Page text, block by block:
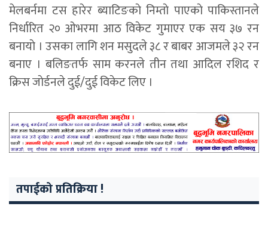
मेलबर्नमा टस हारेर ब्याटिङकाे निम्ताे पाएकाे पाकिस्तानले
निर्धारित २० ओभरमा आठ विकेट गुमाएर एक सय ३७ रन
बनायाे । उसका लागि शन मसुदले ३८ र बाबर आजमले ३२ रन
बनाए । बलिङतर्फ साम करनले तीन तथा आदिल रशिद र
क्रिस जाेर्डनले दुई/दुई विकेट लिए ।
तपाईको प्रतिक्रिया !